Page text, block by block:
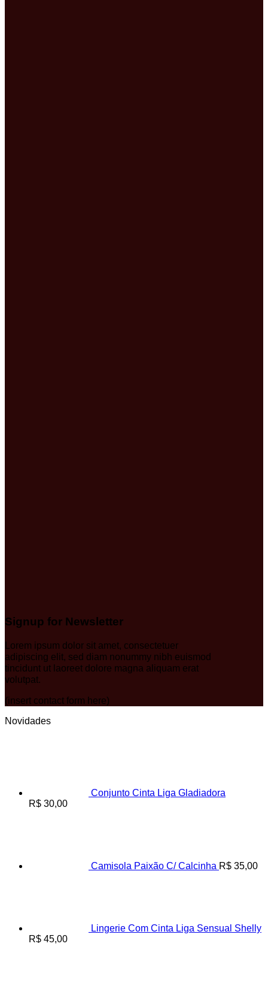
Signup for Newsletter
Lorem ipsum dolor sit amet, consectetuer
adipiscing elit, sed diam nonummy nibh euismod
tincidunt ut laoreet dolore magna aliquam erat
volutpat.
(insert contact form here)
Novidades
Conjunto Cinta Liga Gladiadora
R$ 30,00
Camisola Paixão C/ Calcinha R$ 35,00
Lingerie Com Cinta Liga Sensual Shelly
R$ 45,00